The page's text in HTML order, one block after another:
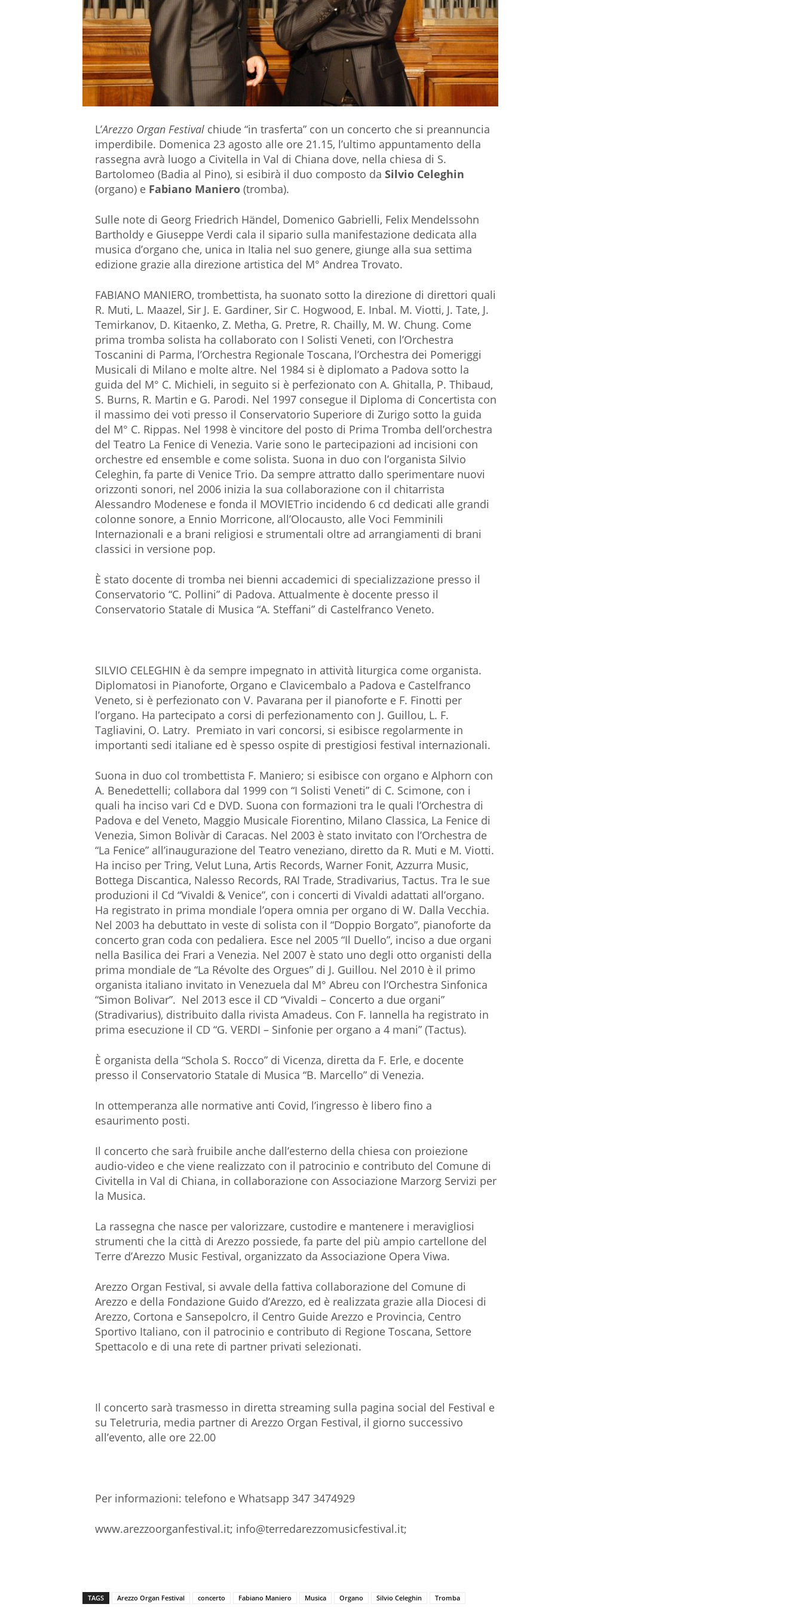
L’Arezzo Organ Festivalchiude “in trasferta” con un concerto che si preannuncia
imperdibile. Domenica 23 agosto alle ore 21.15, l’ultimo appuntamento della
rassegna avrà luogo a Civitella in Val di Chiana dove, nella chiesa di S.
Bartolomeo (Badia al Pino), si esibirà il duo composto da Silvio Celeghin
(organo) e Fabiano Maniero(tromba).
Sulle note di Georg Friedrich Händel, Domenico Gabrielli, Felix Mendelssohn
Bartholdy e Giuseppe Verdi cala il sipario sulla manifestazione dedicata alla
musica d’organo che, unica in Italia nel suo genere, giunge alla sua settima
edizione grazie alla direzione artistica del M° Andrea Trovato.
FABIANO MANIERO, trombettista, ha suonato sotto la direzione di direttori quali
R. Muti, L. Maazel, Sir J. E. Gardiner, Sir C. Hogwood, E. Inbal. M. Viotti, J. Tate, J.
Temirkanov, D. Kitaenko, Z. Metha, G. Pretre, R. Chailly, M. W. Chung. Come
prima tromba solista ha collaborato con I Solisti Veneti, con l’Orchestra
Toscanini di Parma, l’Orchestra Regionale Toscana, l’Orchestra dei Pomeriggi
Musicali di Milano e molte altre. Nel 1984 si è diplomato a Padova sotto la
guida del M° C. Michieli, in seguito si è perfezionato con A. Ghitalla, P. Thibaud,
S. Burns, R. Martin e G. Parodi. Nel 1997 consegue il Diploma di Concertista con
il massimo dei voti presso il Conservatorio Superiore di Zurigo sotto la guida
del M° C. Rippas. Nel 1998 è vincitore del posto di Prima Tromba dell’orchestra
del Teatro La Fenice di Venezia. Varie sono le partecipazioni ad incisioni con
orchestre ed ensemble e come solista. Suona in duo con l’organista Silvio
Celeghin, fa parte di Venice Trio. Da sempre attratto dallo sperimentare nuovi
orizzonti sonori, nel 2006 inizia la sua collaborazione con il chitarrista
Alessandro Modenese e fonda il MOVIETrio incidendo 6 cd dedicati alle grandi
colonne sonore, a Ennio Morricone, all’Olocausto, alle Voci Femminili
Internazionali e a brani religiosi e strumentali oltre ad arrangiamenti di brani
classici in versione pop.
È stato docente di tromba nei bienni accademici di specializzazione presso il
Conservatorio “C. Pollini” di Padova. Attualmente è docente presso il
Conservatorio Statale di Musica “A. Steffani” di Castelfranco Veneto.
SILVIO CELEGHIN è da sempre impegnato in attività liturgica come organista.
Diplomatosi in Pianoforte, Organo e Clavicembalo a Padova e Castelfranco
Veneto, si è perfezionato con V. Pavarana per il pianoforte e F. Finotti per
l’organo. Ha partecipato a corsi di perfezionamento con J. Guillou, L. F.
Tagliavini, O. Latry. Premiato in vari concorsi, si esibisce regolarmente in
importanti sedi italiane ed è spesso ospite di prestigiosi festival internazionali.
Suona in duo col trombettista F. Maniero; si esibisce con organo e Alphorn con
A. Benedettelli; collabora dal 1999 con “I Solisti Veneti” di C. Scimone, con i
quali ha inciso vari Cd e DVD. Suona con formazioni tra le quali l’Orchestra di
Padova e del Veneto, Maggio Musicale Fiorentino, Milano Classica, La Fenice di
Venezia, Simon Bolivàr di Caracas. Nel 2003 è stato invitato con l’Orchestra de
“La Fenice” all’inaugurazione del Teatro veneziano, diretto da R. Muti e M. Viotti.
Ha inciso per Tring, Velut Luna, Artis Records, Warner Fonit, Azzurra Music,
Bottega Discantica, Nalesso Records, RAI Trade, Stradivarius, Tactus. Tra le sue
produzioni il Cd “Vivaldi & Venice”, con i concerti di Vivaldi adattati all’organo.
Ha registrato in prima mondiale l’opera omnia per organo di W. Dalla Vecchia.
Nel 2003 ha debuttato in veste di solista con il “Doppio Borgato”, pianoforte da
concerto gran coda con pedaliera. Esce nel 2005 “Il Duello”, inciso a due organi
nella Basilica dei Frari a Venezia. Nel 2007 è stato uno degli otto organisti della
prima mondiale de “La Révolte des Orgues” di J. Guillou. Nel 2010 è il primo
organista italiano invitato in Venezuela dal M° Abreu con l’Orchestra Sinfonica
“Simon Bolivar”. Nel 2013 esce il CD “Vivaldi – Concerto a due organi”
(Stradivarius), distribuito dalla rivista Amadeus. Con F. Iannella ha registrato in
prima esecuzione il CD “G. VERDI – Sinfonie per organo a 4 mani” (Tactus).
È organista della “Schola S. Rocco” di Vicenza, diretta da F. Erle, e docente
presso il Conservatorio Statale di Musica “B. Marcello” di Venezia.
In ottemperanza alle normative anti Covid, l’ingresso è libero fino a
esaurimento posti.
Il concerto che sarà fruibile anche dall’esterno della chiesa con proiezione
audio-video e che viene realizzato con il patrocinio e contributo del Comune di
Civitella in Val di Chiana, in collaborazione con Associazione Marzorg Servizi per
la Musica.
La rassegna che nasce per valorizzare, custodire e mantenere i meravigliosi
strumenti che la città di Arezzo possiede, fa parte del più ampio cartellone del
Terre d’Arezzo Music Festival, organizzato da Associazione Opera Viwa.
Arezzo Organ Festival, si avvale della fattiva collaborazione del Comune di
Arezzo e della Fondazione Guido d’Arezzo, ed è realizzata grazie alla Diocesi di
Arezzo, Cortona e Sansepolcro, il Centro Guide Arezzo e Provincia, Centro
Sportivo Italiano, con il patrocinio e contributo di Regione Toscana, Settore
Spettacolo e di una rete di partner privati selezionati.
Il concerto sarà trasmesso in diretta streaming sulla pagina social del Festival e
su Teletruria, media partner di Arezzo Organ Festival, il giorno successivo
all’evento, alle ore 22.00
Per informazioni: telefono e Whatsapp 347 3474929
www.arezzoorganfestival.it; info@terredarezzomusicfestival.it;
TAGS Arezzo Organ Festival concerto Fabiano Maniero Musica Organo Silvio Celeghin Tromba